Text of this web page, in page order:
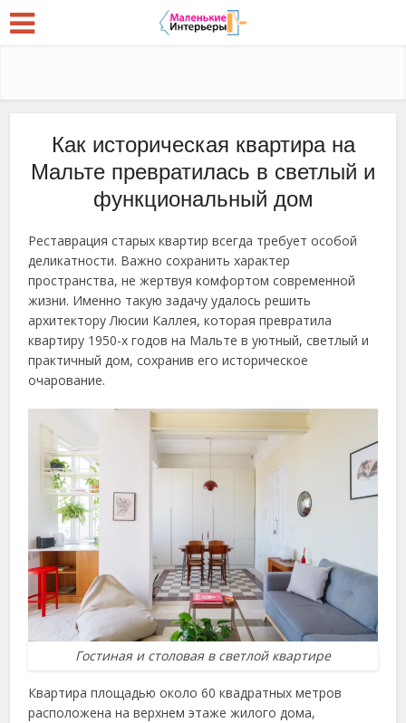
Как историческая квартира на
Мальте превратилась в светлый и
функциональный дом
Реставрация старых квартир всегда требует особой
деликатности. Важно сохранить характер
пространства, не жертвуя комфортом современной
жизни. Именно такую задачу удалось решить
архитектору Люсии Каллея, которая превратила
квартиру 1950-х годов на Мальте в уютный, светлый и
практичный дом, сохранив его историческое
очарование.
Гостиная и столовая в светлой квартире
Квартира площадью около 60 квадратных метров
расположена на верхнем этаже жилого дома,